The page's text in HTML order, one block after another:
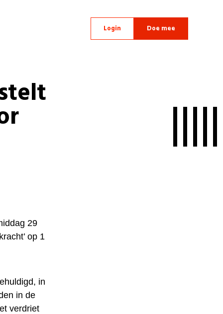
Login Doe mee
29
op 1
in
in de
verdriet